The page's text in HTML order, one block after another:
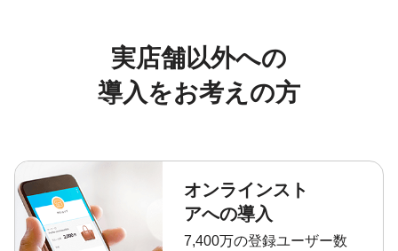
実店舗以外への
導入をお考えの方
オンラインスト
アへの導入
7,400万の登録ユーザー数